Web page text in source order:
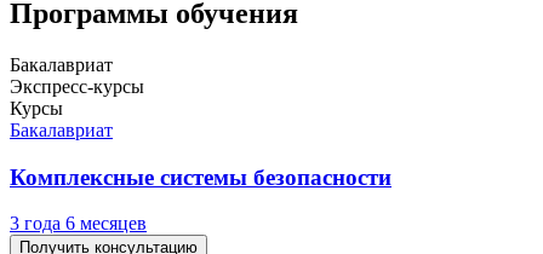
Программы обучения
Бакалавриат
Экспресс-курсы
Курсы
Бакалавриат
Комплексные системы безопасности
3 года 6 месяцев
Получить консультацию